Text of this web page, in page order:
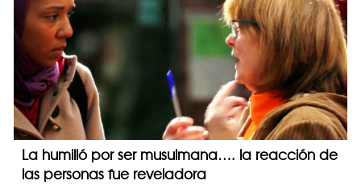
La humilló por ser musulmana…. la reacción de
las personas fue reveladora